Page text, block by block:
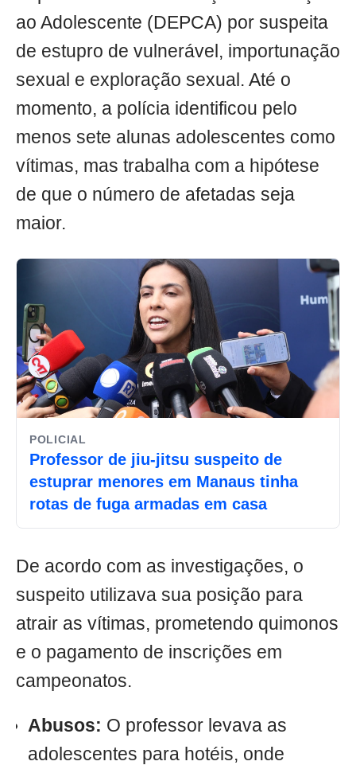
ao Adolescente (DEPCA) por suspeita
de estupro de vulnerável, importunação
sexual e exploração sexual. Até o
momento, a polícia identificou pelo
menos sete alunas adolescentes como
vítimas, mas trabalha com a hipótese
de que o número de afetadas seja
maior.
POLICIAL
Professor de jiu-jitsu suspeito de
estuprar menores em Manaus tinha
rotas de fuga armadas em casa
De acordo com as investigações, o
suspeito utilizava sua posição para
atrair as vítimas, prometendo quimonos
e o pagamento de inscrições em
campeonatos.
Abusos: O professor levava as
adolescentes para hotéis, onde